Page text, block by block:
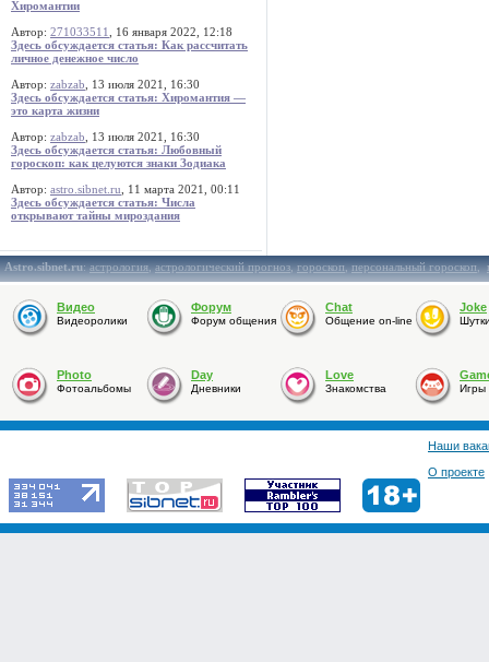
Хиромантии
Автор: 271033511
, 16 января 2022, 12:18
Здесь обсуждается статья: Как рассчитать
личное денежное число
Автор: zabzab , 13 июля 2021, 16:30
Здесь обсуждается статья: Хиромантия —
это карта жизни
Автор: zabzab , 13 июля 2021, 16:30
Здесь обсуждается статья: Любовный
гороскоп: как целуются знаки Зодиака
Автор: astro.sibnet.ru , 11 марта 2021, 00:11
Здесь обсуждается статья: Числа
открывают тайны мироздания
Astro.sibnet.ru:астрология,астрологический прогноз,гороскоп,персональный гороскоп,
Видео
Видеоролики
Форум
Форум общения
Chat
Общение on-line
Joke
Photo
Фотоальбомы
Day
Дневники
Love
Знакомства Игры
Наши
О проекте